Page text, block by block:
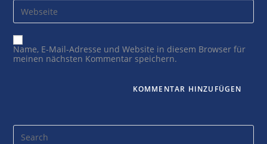
Enter
your
website
(optional)
Name, E-Mail-Adresse und Website in diesem Browser für
meinen nächsten Kommentar speichern.
Search
for: